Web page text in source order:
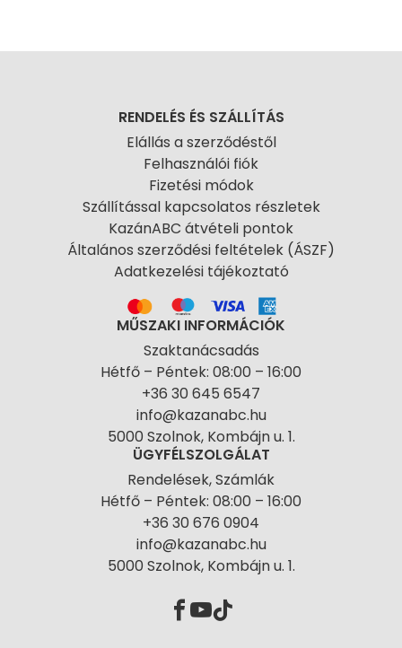
RENDELÉS ÉS SZÁLLÍTÁS
Elállás a szerződéstől
Felhasználói fiók
Fizetési módok
Szállítással kapcsolatos részletek
KazánABC átvételi pontok
Általános szerződési feltételek (ÁSZF)
Adatkezelési tájékoztató
MŰSZAKI INFORMÁCIÓK
Szaktanácsadás
Hétfő – Péntek: 08:00 – 16:00
+36 30 645 6547
info@kazanabc.hu
5000 Szolnok, Kombájn u. 1.
ÜGYFÉLSZOLGÁLAT
Rendelések, Számlák
Hétfő – Péntek: 08:00 – 16:00
+36 30 676 0904
info@kazanabc.hu
5000 Szolnok, Kombájn u. 1.